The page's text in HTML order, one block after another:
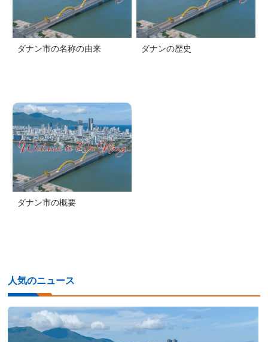
ダナン市の名称の由来 ダナンの歴史
ダナン市の概要
人気のニュース